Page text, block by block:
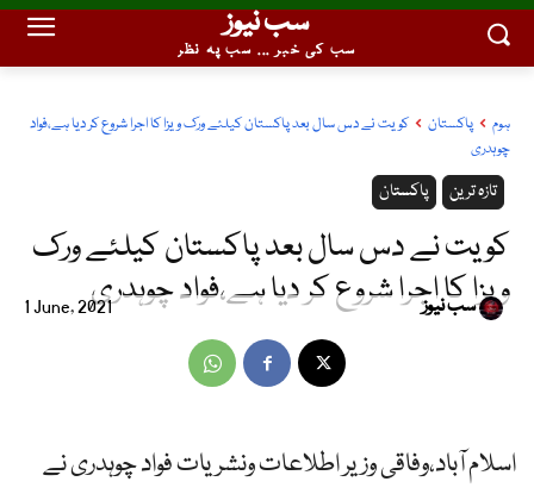
سب نیوز
سب کی خبر ... سب پہ نظر
ہوم پاکستان
کویت نے دس سال بعد پاکستان کیلئے ورک ویزا کا اجرا شروع کر دیا ہے،فواد
چوہدری
پاکستان تازہ ترین
کویت نے دس سال بعد پاکستان کیلئے ورک
ویزا کا اجرا شروع کر دیا ہے،فواد چوہدری1 June, 2021 سب نیوز
اسلام آباد،وفاقی وزیر اطلاعات ونشریات فواد چوہدری نے